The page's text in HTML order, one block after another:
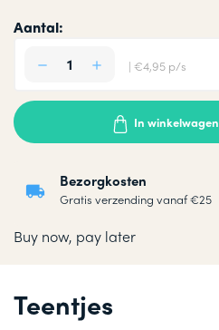
Aantal:
| €4,95 p/s
Bezorgkosten
Gratis verzending vanaf €25
In winkelwagen
Buy now, pay later
Teentjes